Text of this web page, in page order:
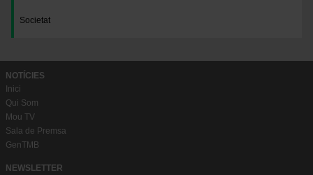
Societat
NOTÍCIES
Inici
Qui Som
Mou TV
Sala de Premsa
GenTMB
NEWSLETTER